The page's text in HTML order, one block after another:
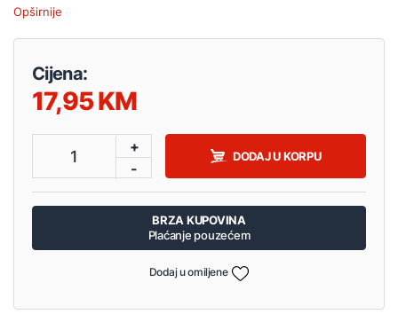
Opširnije
Cijena:
17,95
1
+
-
DODAJ U KORPU
BRZA KUPOVINA
Plaćanje pouzećem
Dodaj u omiljene